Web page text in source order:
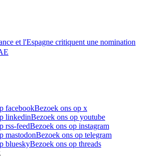
et l'Espagne critiquent une nomination
facebookBezoek ons op x
linkedinBezoek ons op youtube
rss-feedBezoek ons op instagram
mastodonBezoek ons op telegram
blueskyBezoek ons op threads